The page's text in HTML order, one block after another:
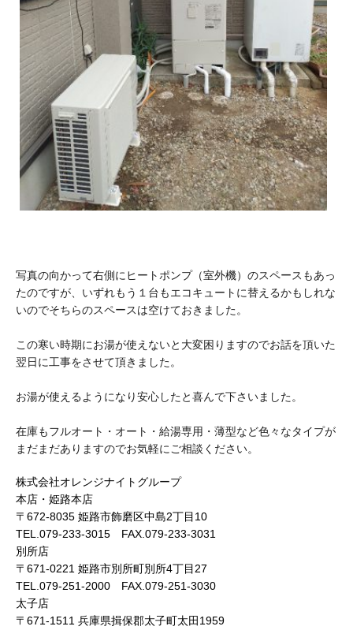
写真の向かって右側にヒートポンプ（室外機）のスペースもあっ
たのですが、いずれもう１台もエコキュートに替えるかもしれな
いのでそちらのスペースは空けておきました。
この寒い時期にお湯が使えないと大変困りますのでお話を頂いた
翌日に工事をさせて頂きました。
お湯が使えるようになり安心したと喜んで下さいました。
在庫もフルオート・オート・給湯専用・薄型など色々なタイプが
まだまだありますのでお気軽にご相談ください。
株式会社オレンジナイトグループ
本店・姫路本店
〒672-8035 姫路市飾磨区中島2丁目10
TEL.079-233-3015 FAX.079-233-3031
別所店
〒671-0221 姫路市別所町別所4丁目27
TEL.079-251-2000 FAX.079-251-3030
太子店
〒671-1511 兵庫県揖保郡太子町太田1959